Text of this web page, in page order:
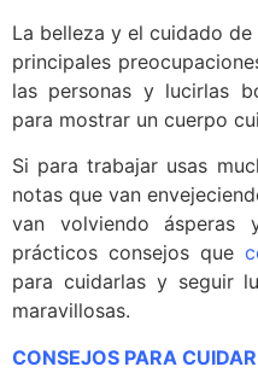
La belleza y el cuidado
principales
las personas y lucirlas
para mostrar un cuerpo
Si para trabajar usas
notas que van
van volviendo ásperas
prácticos consejos que
para cuidarlas y seguir
maravillosas.
CONSEJOS PARA